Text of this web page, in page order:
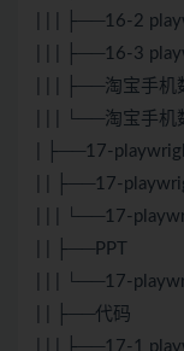
| | | ├──16-2
| | | ├──16-3
| | | ├──淘宝手机
| | | └──淘宝手
| ├──17-
| | ├──17-
| | | └──17-
| | ├──PPT
| | | └──17-
| | ├──代码
| | | ├──17-1